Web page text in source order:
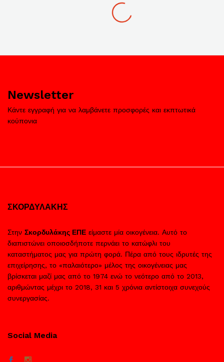
Newsletter
Κάντε εγγραφή για να λαμβάνετε προσφορές και εκπτωτικά
κούπονια
ΣΚΟΡΔΥΛΑΚΗΣ
Στην Σκορδυλάκης ΕΠΕ είμαστε μία οικογένεια. Αυτό το
διαπιστώνει οποιοσδήποτε περνάει το κατώφλι του
καταστήματος μας για πρώτη φορά. Πέρα από τους ιδρυτές της
επιχείρησης, το «παλαιότερο» μέλος της οικογένειας μας
βρίσκεται μαζί μας από το 1974 ενώ το νεότερο από το 2013,
αριθμώντας μέχρι το 2018, 31 και 5 χρόνια αντίστοιχα συνεχούς
συνεργασίας.
Social Media